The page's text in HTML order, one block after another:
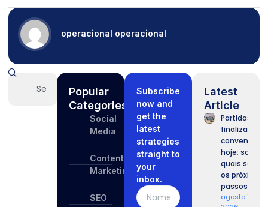
operacional operacional
Popular
Categories
Social
Media
Content
Marketing
SEO
Subscribe
now and
get the
latest
strategies
straight to
your
inbox.
Latest
Article
Partidos
finalizam
convenções
hoje; saiba
quais serão
os próximos
passos.
agosto 7,